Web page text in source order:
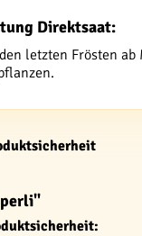
Direktsaat:
letzten Frösten